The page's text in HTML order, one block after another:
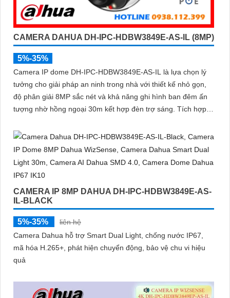
CAMERA DAHUA DH-IPC-HDBW3849E-AS-IL (8MP)
5%-35%
Camera IP dome DH-IPC-HDBW3849E-AS-IL là lựa chọn lý
tưởng cho giải pháp an ninh trong nhà với thiết kế nhỏ gọn,
độ phân giải 8MP sắc nét và khả năng ghi hình ban đêm ấn
tượng nhờ hồng ngoại 30m kết hợp đèn trợ sáng. Tích hợp
thông minh giúp phân biệt chính xác người và phương tiện hỗ
trợ POE, giảm thiểu báo động giả hiệu quả
CAMERA IP 8MP DAHUA DH-IPC-HDBW3849E-AS-
IL-BLACK
5%-35%
liên hệ
Camera Dahua hỗ trợ Smart Dual Light, chống nước IP67,
mã hóa H.265+, phát hiện chuyển động, bảo vệ chu vi hiệu
quả